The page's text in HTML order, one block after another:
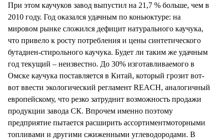
При этом каучуков завод выпустил на 21,7 % больше, чем в
2010 году. Год оказался удачным по коньюктуре: на
мировом рынке сложился дефицит натурального каучука,
что привело к росту потребления и цены синтетического
бутадиен-стирольного каучука. Будет ли таким же удачным
год текущий – неизвестно. До 30% изготавливаемого в
Омске каучука поставляется в Китай, который грозит вот-
вот ввести экологический регламент REACH, аналогичный
европейскому, что резко затруднит возможность продажи
продукции завода СК. Впрочем именно поэтому
предприятие пытается расширить ассортиментмоторными
топливами и другими сжиженными углеводородами. В